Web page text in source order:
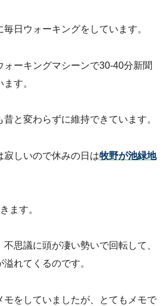
日ウォーキングをしています。
ーキングマシーンで30-40分新聞
す。
と変わらずに維持できています。
寂しいので休みの日は牧野が池緑地
ます。
思議に頭が凄い勢いで回転して、
れてくるのです。
モをしていましたが、とてもメモで